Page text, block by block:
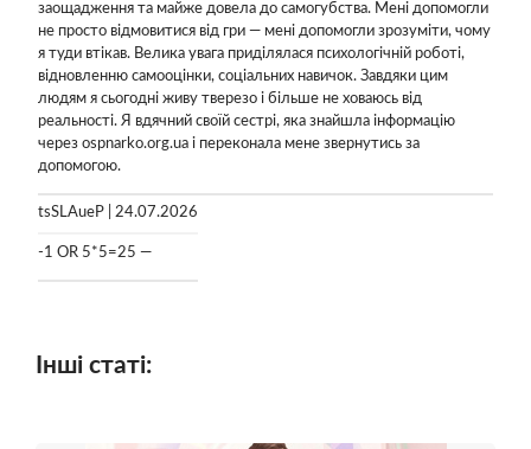
заощадження та майже довела до самогубства. Мені допомогли
не просто відмовитися від гри — мені допомогли зрозуміти, чому
я туди втікав. Велика увага приділялася психологічній роботі,
відновленню самооцінки, соціальних навичок. Завдяки цим
людям я сьогодні живу тверезо і більше не ховаюсь від
реальності. Я вдячний своїй сестрі, яка знайшла інформацію
через ospnarko.org.ua і переконала мене звернутись за
допомогою.
tsSLAueP | 24.07.2026
-1 OR 5*5=25 —
Інші статі: